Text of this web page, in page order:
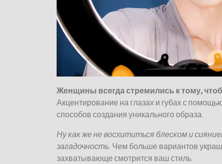
Женщины всегда стремились к тому,
Акцентирование на глазах и губах с
способов создания уникального образа.
Ну как же не восхититься блеском и
загадочность. Чем больше вариантов
захватывающе смотрится ваш стиль.